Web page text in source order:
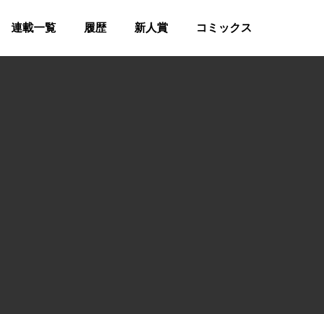
連載一覧 履歴 新人賞 コミックス